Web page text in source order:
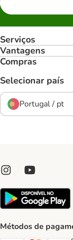
Serviços
Vantagens
Compras
Selecionar país
Portugal / pt
Métodos de